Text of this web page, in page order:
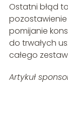
Ostatni błąd
pomijanie
do trwałych
całego
Artykuł